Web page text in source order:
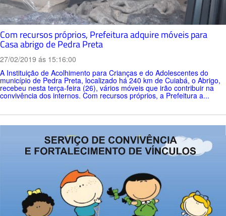
Com recursos próprios, Prefeitura adquire móveis para
Casa abrigo de Pedra Preta
27/02/2019 ás 15:16:00
A Instituição de Acolhimento para Crianças e do Adolescentes do
município de Pedra Preta, localizado há 240 km de Cuiabá, o Abrigo,
recebeu nesta terça-feira (26), vários móveis que irão contribuir na
convivência dos internos. Com recursos próprios, a Prefeitura a...